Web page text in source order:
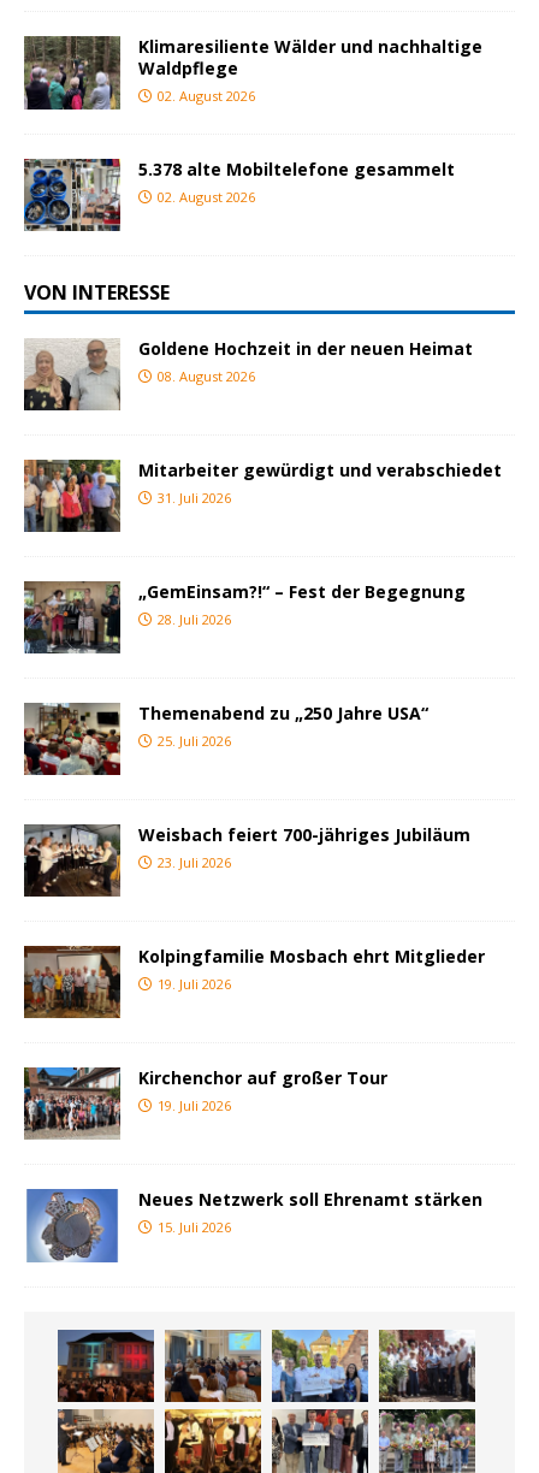
Klimaresiliente Wälder und nachhaltige
Waldpflege
02. August 2026
5.378 alte Mobiltelefone gesammelt
02. August 2026
VON INTERESSE
Goldene Hochzeit in der neuen Heimat
08. August 2026
Mitarbeiter gewürdigt und verabschiedet
31. Juli 2026
„GemEinsam?!“ – Fest der Begegnung
28. Juli 2026
Themenabend zu „250 Jahre USA“
25. Juli 2026
Weisbach feiert 700-jähriges Jubiläum
23. Juli 2026
Kolpingfamilie Mosbach ehrt Mitglieder
19. Juli 2026
Kirchenchor auf großer Tour
19. Juli 2026
Neues Netzwerk soll Ehrenamt stärken
15. Juli 2026